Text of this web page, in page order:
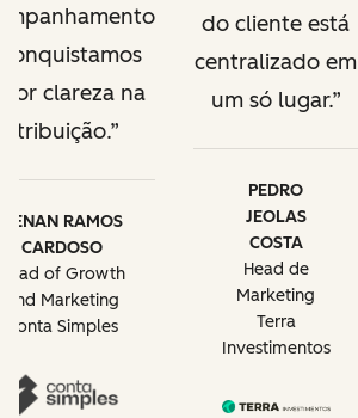
clareza na
atribuição.
RENAN RAMOS
CARDOSO
Head of Growth
and Marketing
Conta Simples
do cliente está
centralizado em
um só lugar.
PEDRO
JEOLAS
COSTA
Head de
Marketing
Terra
Investimentos